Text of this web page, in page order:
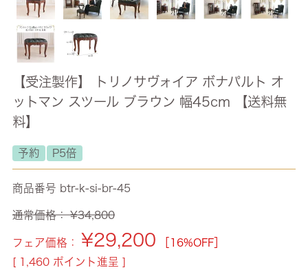
【受注製作】 トリノサヴォイア ボナパルト オ
ットマン スツール ブラウン 幅45cm 【送料無
料】
予約 P5倍
商品番号 btr-k-si-br-45
通常価格： ¥34,800
フェア価格： ¥29,200
［16%OFF］
[ 1,460 ポイント進呈 ]